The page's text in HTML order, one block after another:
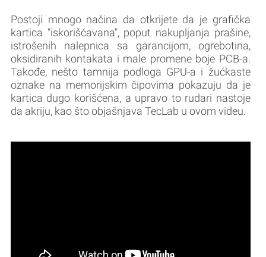
Postoji mnogo načina da otkrijete da je grafička
kartica "iskorišćavana", poput nakupljanja prašine,
istrošenih nalepnica sa garancijom, ogrebotina,
oksidiranih kontakata i male promene boje PCB-a.
Takođe, nešto tamnija podloga GPU-a i žućkaste
oznake na memorijskim čipovima pokazuju da je
kartica dugo korišćena, a upravo to rudari nastoje
da akriju, kao što objašnjava TecLab u ovom videu.